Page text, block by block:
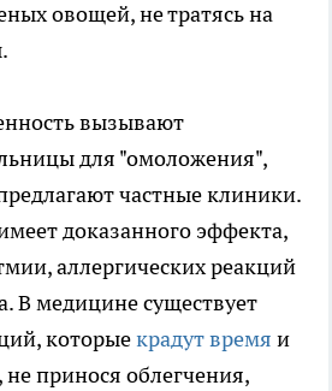
овощей, не тратясь на
вызывают
для "омоложения",
частные клиники.
доказанного эффекта,
аллергических реакций
В медицине существует
которыекрадут время и
принося облегчения,